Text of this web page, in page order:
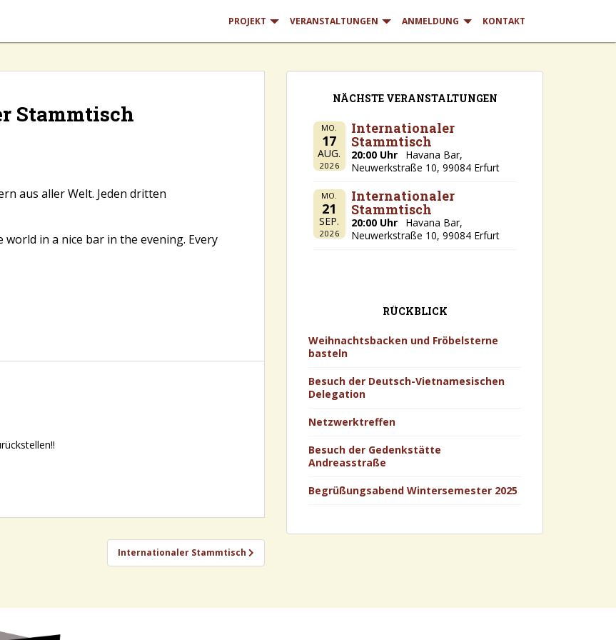
PROJEKT VERANSTALTUNGEN ANMELDUNG KONTAKT
Stammtisch
aus aller Welt. Jeden dritten
in a nice bar in the evening. Every
Internationaler Stammtisch
NÄCHSTE VERANSTALTUNGEN
MO.
17
AUG.
2026
Internationaler
Stammtisch
20:00 Uhr
Havana Bar,
Neuwerkstraße 10, 99084 Erfurt
MO.
21
SEP.
2026
Internationaler
Stammtisch
20:00 Uhr
Havana Bar,
Neuwerkstraße 10, 99084 Erfurt
RÜCKBLICK
Weihnachtsbacken und Fröbelsterne
basteln
Besuch der Deutsch-Vietnamesischen
Delegation
Netzwerktreffen
Besuch der Gedenkstätte
Andreasstraße
Begrüßungsabend Wintersemester 2025